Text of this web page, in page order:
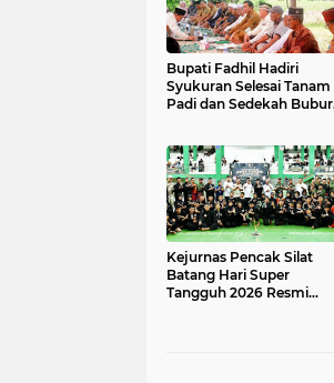
Bupati Fadhil Hadiri
Syukuran Selesai Tanam
Padi dan Sedekah Bubur
Kejurnas Pencak Silat
Batang Hari Super
Tangguh 2026 Resmi